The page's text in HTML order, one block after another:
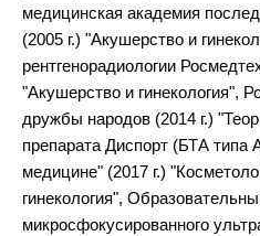
медицинская академия
(2005 г.) "Акушерство и
рентгенорадиологии
"Акушерство и гинекология",
дружбы народов (2014 г.)
препарата Диспорт (БТА типа
медицине" (2017 г.)
гинекология",
микросфокусированного